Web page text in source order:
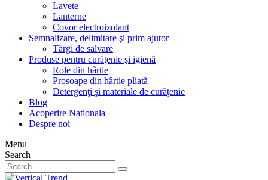
Lavete
Lanterne
Covor electroizolant
Semnalizare, delimitare şi prim ajutor
Tărgi de salvare
Produse pentru curăţenie şi igienă
Role din hârtie
Prosoape din hârtie pliată
Detergenţi şi materiale de curăţenie
Blog
Acoperire Nationala
Despre noi
Menu
Search